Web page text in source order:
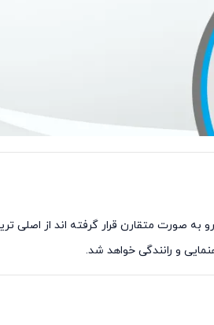
جلویی خودرو به صورت متقارن قرار گرفته اند
و رانندگی خواهد شد.